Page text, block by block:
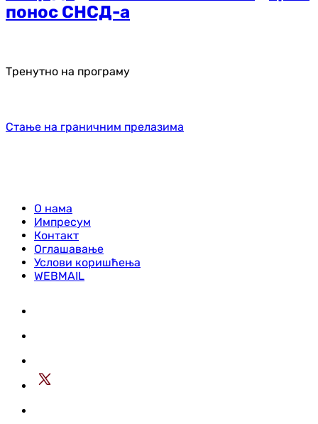
понос СНСД-а
Тренутно на програму
Стање на граничним прелазима
О нама
Импресум
Контакт
Оглашавање
Услови коришћења
WEBMAIL